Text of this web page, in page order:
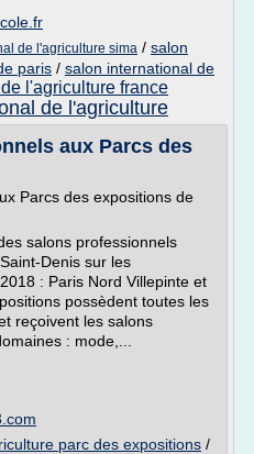
de l'agriculture sima / salon
paris / salon international de
l'agriculture france
de l'agriculture
aux Parcs des
Parcs des expositions de
salons professionnels
Denis sur les
: Paris Nord Villepinte et
possèdent toutes les
reçoivent les salons
: mode,...
parc des expositions /